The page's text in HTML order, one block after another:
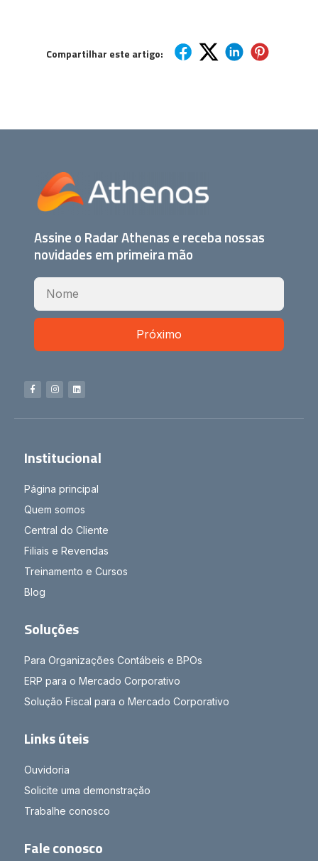
Compartilhar este artigo:
Assine o Radar Athenas e receba nossas
novidades em primeira mão
Próximo
Institucional
Página principal
Quem somos
Central do Cliente
Filiais e Revendas
Treinamento e Cursos
Blog
Soluções
Para Organizações Contábeis e BPOs
ERP para o Mercado Corporativo
Solução Fiscal para o Mercado Corporativo
Links úteis
Ouvidoria
Solicite uma demonstração
Trabalhe conosco
Fale conosco